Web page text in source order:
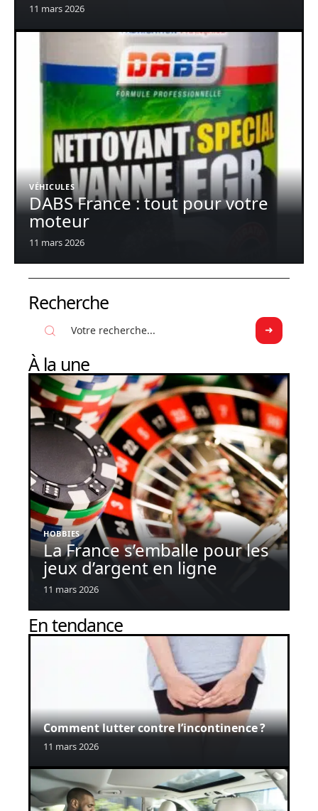
11 mars 2026
VÉHICULES
DABS France : tout pour votre
moteur
11 mars 2026
Recherche
À la une
HOBBIES
La France s’emballe pour les
jeux d’argent en ligne
11 mars 2026
En tendance
Comment lutter contre l’incontinence ?
11 mars 2026